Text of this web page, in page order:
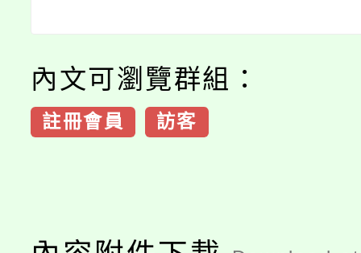
內文可瀏覽群組：
註冊會員 訪客